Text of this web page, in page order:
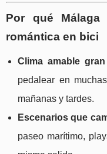
Por qué
romántica en bici
Clima amable
pedalear en
mañanas y tardes.
Escenarios que
paseo marítimo,